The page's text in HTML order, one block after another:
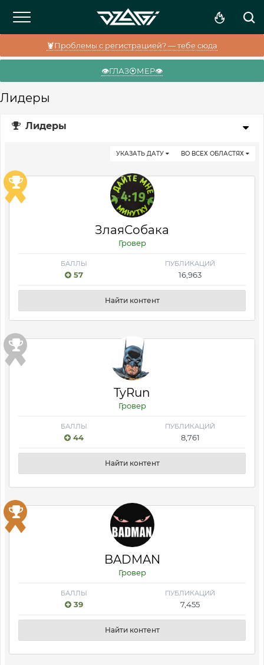
🦞Проблемы с регистрацией? — тебе сюда
👁️ГЛАЗ⦿МЕР👁️
Лидеры
Лидеры
ВО ВСЕХ ОБЛАСТЯХ
УКАЗАТЬ ДАТУ
ЗлаяСобака
Гровер
БАЛЛЫ
57
ПУБЛИКАЦИЙ
16,963
Найти контент
TyRun
Гровер
БАЛЛЫ
44
ПУБЛИКАЦИЙ
8,761
Найти контент
BADMAN
Гровер
БАЛЛЫ
39
ПУБЛИКАЦИЙ
7,455
Найти контент